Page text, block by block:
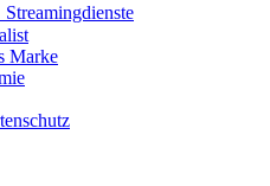
Marke